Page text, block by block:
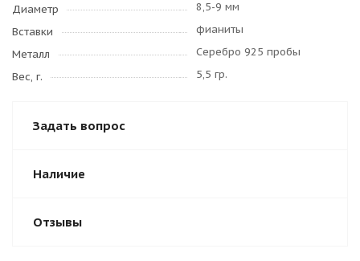
Диаметр
8,5-9 мм
Вставки
фианиты
Металл
Серебро 925 пробы
Вес, г.
5,5 гр.
Задать вопрос
Наличие
Отзывы